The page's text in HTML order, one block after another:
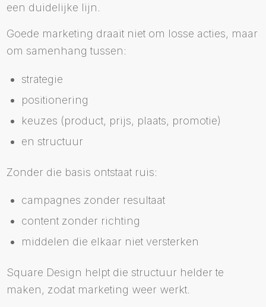
een duidelijke lijn.
Goede marketing draait niet om losse acties, maar
om samenhang tussen:
strategie
positionering
keuzes (product, prijs, plaats, promotie)
en structuur
Zonder die basis ontstaat ruis:
campagnes zonder resultaat
content zonder richting
middelen die elkaar niet versterken
Square Design helpt die structuur helder te
maken, zodat marketing weer werkt.